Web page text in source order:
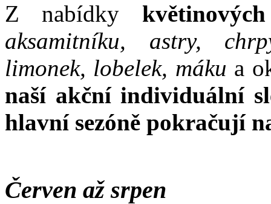
Z nabídky
aksamitníku, astry,
limonek, lobelek, máku a
naší akční individuální
hlavní sezóně pokračují
Červen až srpen